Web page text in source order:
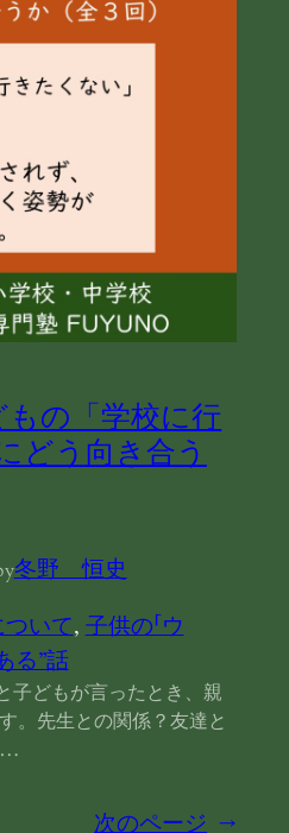
の「学校に行
どう向き合う
冬野 恒史
ついて, 子供の「ウ
る”話
子どもが言ったとき、親
。先生との関係？友達と
…
次のページ →